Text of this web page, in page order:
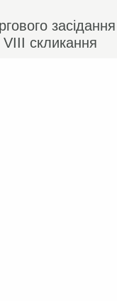
засідання
VIIІ скликання